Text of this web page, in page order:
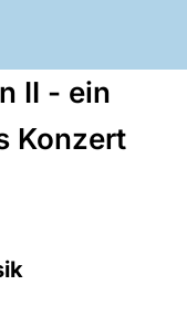
II - ein
Konzert